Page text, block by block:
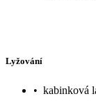
Lyžování
• kabinková